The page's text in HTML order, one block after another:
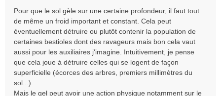
a
g
e
n
l
u
Pour que le sol gèle sur une certaine profondeur, il faut tout
de même un froid important et constant. Cela peut
éventuellement détruire ou plutôt contenir la population de
certaines bestioles dont des ravageurs mais bon cela vaut
aussi pour les auxiliaires j'imagine. Intuitivement, je pense
que cela joue à détruire celles qui se logent de façon
superficielle (écorces des arbres, premiers millimètres du
sol...).
Mais le gel peut avoir une action physique notamment sur le